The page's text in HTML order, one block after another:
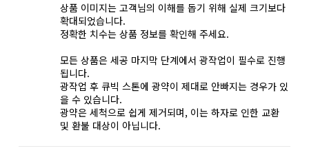
상품 이미지는 고객님의 이해를 돕기 위해 실제 크기보다
확대되었습니다.
정확한 치수는 상품 정보를 확인해 주세요.
모든 상품은 세공 마지막 단계에서 광작업이 필수로 진행
됩니다.
광작업 후 큐빅 스톤에 광약이 제대로 안빠지는 경우가 있
을 수 있습니다.
광약은 세척으로 쉽게 제거되며, 이는 하자로 인한 교환
및 환불 대상이 아닙니다.